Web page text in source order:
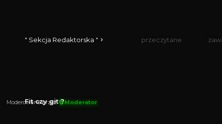
" Sekcja Redaktorska "
Fit czy git ?
przeczytane
Moderowane przez: Moderator